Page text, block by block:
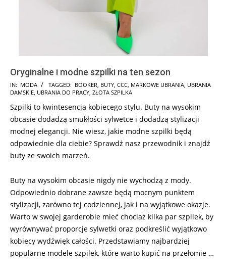
Oryginalne i modne szpilki na ten sezon
2024-
12-
05
IN: MODA TAGGED: BOOKER BUTY CCC MARKOWE UBRANIA UBRANIA
DAMSKIE UBRANIA DO PRACY ZŁOTA SZPILKA
Szpilki to kwintesencja kobiecego stylu. Buty na wysokim
obcasie dodadzą smukłości sylwetce i dodadzą stylizacji
modnej elegancji. Nie wiesz, jakie modne szpilki będą
odpowiednie dla ciebie? Sprawdź nasz przewodnik i znajdź
buty ze swoich marzeń.
Buty na wysokim obcasie nigdy nie wychodzą z mody.
Odpowiednio dobrane zawsze będą mocnym punktem
stylizacji, zarówno tej codziennej, jak i na wyjątkowe okazje.
Warto w swojej garderobie mieć chociaż kilka par szpilek, by
wyrównywać proporcje sylwetki oraz podkreślić wyjątkowo
kobiecy wydźwięk całości. Przedstawiamy najbardziej
popularne modele szpilek, które warto kupić na przełomie …